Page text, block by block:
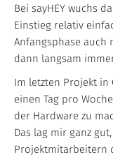
Bei sayHEY wuchs
Einstieg relativ
Anfangsphase auch
dann langsam
Im letzten Projekt
einen Tag pro
der Hardware zu
Das lag mir ganz
Projektmitarbeitern